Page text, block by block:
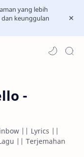
yang lebih
dan keunggulan
-
|| Lyrics ||
|| Terjemahan